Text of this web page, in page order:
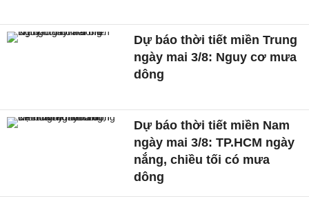
Dự báo thời tiết miền Trung
ngày mai 3/8: Nguy cơ mưa
dông
Dự báo thời tiết miền Nam
ngày mai 3/8: TP.HCM ngày
nắng, chiều tối có mưa
dông